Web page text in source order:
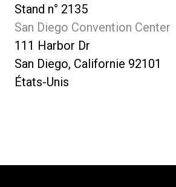
Stand n° 2135
San Diego Convention Center
111 Harbor Dr
San Diego, Californie 92101
États-Unis